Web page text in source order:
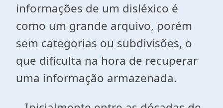
informações de um disléxico é
como um grande arquivo, porém
sem categorias ou subdivisões, o
que dificulta na hora de recuperar
uma informação armazenada.